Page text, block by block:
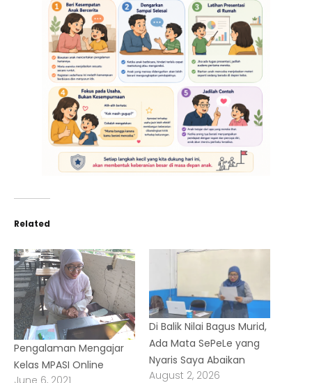
Related
Pengalaman Mengajar
Kelas MPASI Online
Di Balik Nilai Bagus Murid,
Ada Mata SePeLe yang
Nyaris Saya Abaikan
August 2, 2026